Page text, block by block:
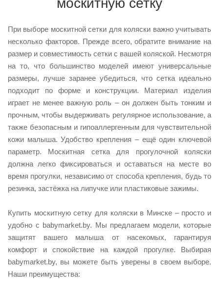
москитную сетку
При выборе москитной сетки для коляски важно учитывать
несколько факторов. Прежде всего, обратите внимание на
размер и совместимость сетки с вашей коляской. Несмотря
на то, что большинство моделей имеют универсальные
размеры, лучше заранее убедиться, что сетка идеально
подходит по форме и конструкции. Материал изделия
играет не менее важную роль – он должен быть тонким и
прочным, чтобы выдерживать регулярное использование, а
также безопасным и гипоаллергенным для чувствительной
кожи малыша. Удобство крепления – ещё один ключевой
параметр. Москитная сетка для прогулочной коляски
должна легко фиксироваться и оставаться на месте во
время прогулки, независимо от способа крепления, будь то
резинка, застёжка на липучке или пластиковые зажимы.
Купить москитную сетку для коляски в Минске – просто и
удобно с babymarket.by. Мы предлагаем модели, которые
защитят вашего малыша от насекомых, гарантируя
комфорт и спокойствие на каждой прогулке. Выбирая
babymarket.by, вы можете быть уверены в своем выборе.
Наши преимущества: